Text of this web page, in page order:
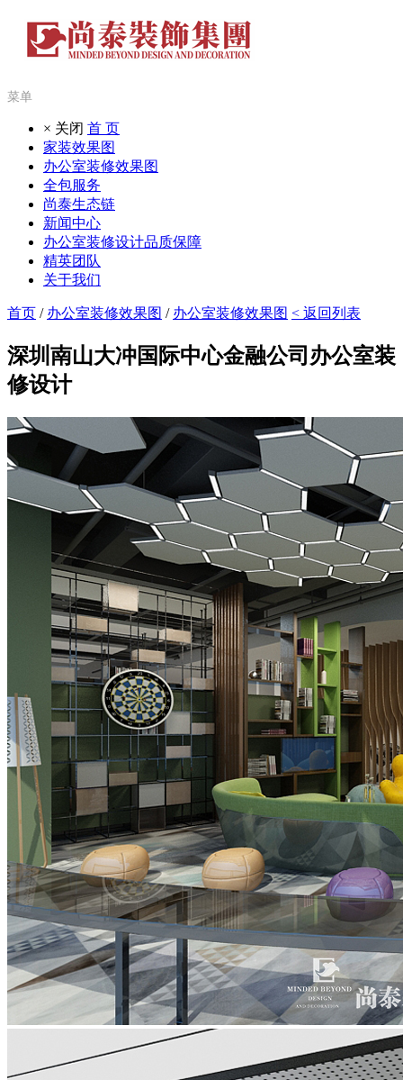
菜单
× 关闭 首 页
家装效果图
办公室装修效果图
全包服务
尚泰生态链
新闻中心
办公室装修设计品质保障
精英团队
关于我们
首页 / 办公室装修效果图 / 办公室装修效果图 < 返回列表
深圳南山大冲国际中心金融公司办公室装
修设计